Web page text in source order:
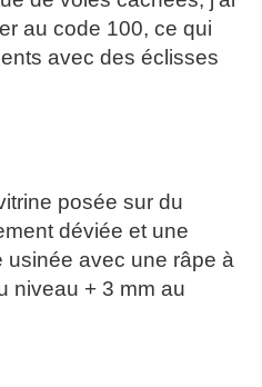
au code 100, ce qui
avec des éclisses
posée sur du
déviée et une
usinée avec une râpe à
niveau + 3 mm au